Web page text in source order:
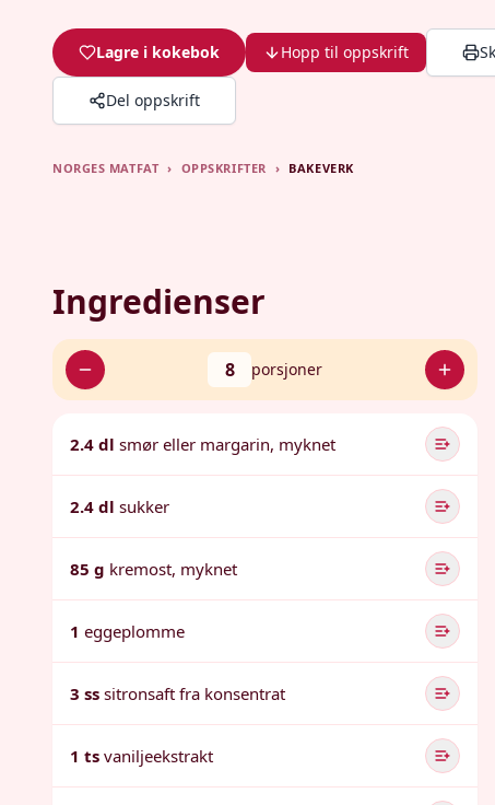
Lagre i kokebok Hopp til oppskrift
Del oppskrift
NORGES MATFAT › OPPSKRIFTER › BAKEVERK
Ingredienser
8 porsjoner
2.4 dl smør eller margarin, myknet
2.4 dl sukker
85 g kremost, myknet
1 eggeplomme
3 ss sitronsaft fra konsentrat
1 ts vaniljeekstrakt